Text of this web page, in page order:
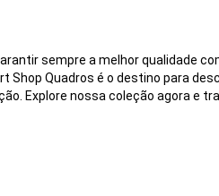
sempre a melhor qualidade
Shop Quadros é o destino para
Explore nossa coleção agora e